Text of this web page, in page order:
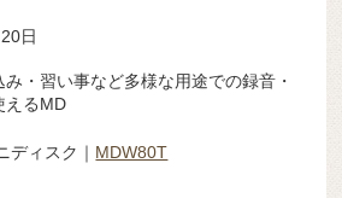
日
・習い事など多様な用途での録音・
えるMD
ディスク｜ MDW80T